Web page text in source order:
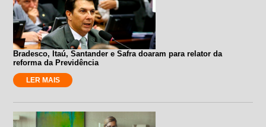
Bradesco, Itaú, Santander e Safra doaram para relator da
reforma da Previdência
LER MAIS